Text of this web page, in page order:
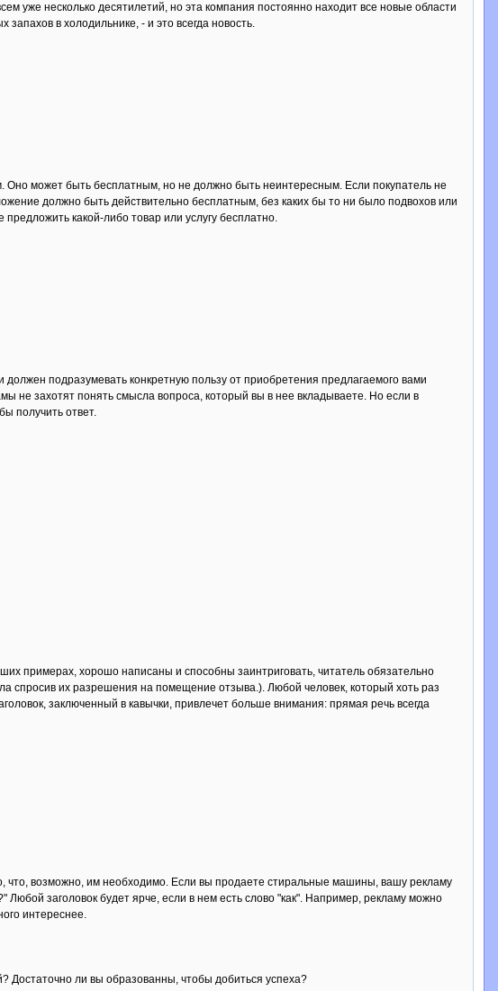
уже несколько десятилетий, но эта компания постоянно находит все новые области
в холодильнике, - и это всегда новость.
может быть бесплатным, но не должно быть неинтересным. Если покупатель не
должно быть действительно бесплатным, без каких бы то ни было подвохов или
какой-либо товар или услугу бесплатно.
подразумевать конкретную пользу от приобретения предлагаемого вами
не захотят понять смысла вопроса, который вы в нее вкладываете. Но если в
получить ответ.
примерах, хорошо написаны и способны заинтриговать, читатель обязательно
спросив их разрешения на помещение отзыва.). Любой человек, который хоть раз
заключенный в кавычки, привлечет больше внимания: прямая речь всегда
что, возможно, им необходимо. Если вы продаете стиральные машины, вашу рекламу
заголовок будет ярче, если в нем есть слово "как". Например, рекламу можно
интереснее.
Достаточно ли вы образованны, чтобы добиться успеха?